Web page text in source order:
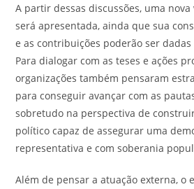
A partir dessas discussões, uma
será apresentada, ainda que sua
e as contribuições poderão ser
Para dialogar com as teses e ações
organizações também pensaram
para conseguir avançar com as
sobretudo na perspectiva de
político capaz de assegurar uma
representativa e com soberania
Além de pensar a atuação externa, o